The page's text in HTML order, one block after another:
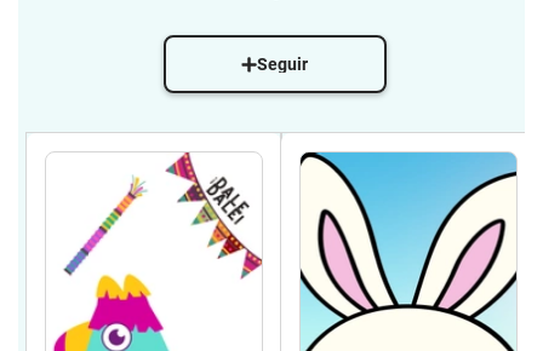
Seguir